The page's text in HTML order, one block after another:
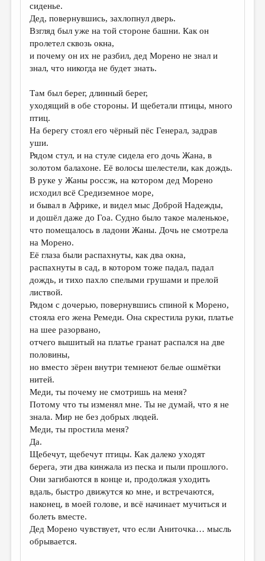
сиденье.
Дед, повернувшись, захлопнул дверь.
Взгляд был уже на той стороне башни. Как он
пролетел сквозь окна,
и почему он их не разбил, дед Морено не знал и
знал, что никогда не будет знать.
Там был берег, длинный берег,
уходящий в обе стороны. И щебетали птицы, много
птиц.
На берегу стоял его чёрный пёс Генерал, задрав
уши.
Рядом стул, и на стуле сидела его дочь Жана, в
золотом балахоне. Её волосы шелестели, как дождь.
В руке у Жаны россэк, на котором дед Морено
исходил всё Средиземное море,
и бывал в Африке, и видел мыс Доброй Надежды,
и дошёл даже до Гоа. Судно было такое маленькое,
что помещалось в ладони Жаны. Дочь не смотрела
на Морено.
Её глаза были распахнуты, как два окна,
распахнуты в сад, в котором тоже падал, падал
дождь, и тихо пахло спелыми грушами и прелой
листвой.
Рядом с дочерью, повернувшись спиной к Морено,
стояла его жена Ремеди. Она скрестила руки, платье
на шее разорвано,
отчего вышитый на платье гранат распался на две
половины,
но вместо зёрен внутри темнеют белые ошмётки
нитей.
Меди, ты почему не смотришь на меня?
Потому что ты изменял мне. Ты не думай, что я не
знала. Мир не без добрых людей.
Меди, ты простила меня?
Да.
Щебечут, щебечут птицы. Как далеко уходят
берега, эти два кинжала из песка и пыли прошлого.
Они загибаются в конце и, продолжая уходить
вдаль, быстро движутся ко мне, и встречаются,
наконец, в моей голове, и всё начинает мучиться и
болеть вместе.
Дед Морено чувствует, что если Аниточка… мысль
обрывается.